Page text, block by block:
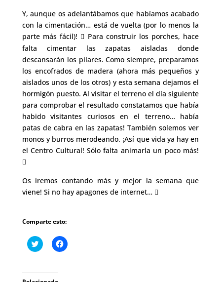
Y, aunque os adelantábamos que habíamos acabado
con la cimentación… está de vuelta (por lo menos la
parte más fácil)!  Para construir los porches, hace
falta cimentar las zapatas aisladas donde
descansarán los pilares. Como siempre, preparamos
los encofrados de madera (ahora más pequeños y
aislados unos de los otros) y esta semana dejamos el
hormigón puesto. Al visitar el terreno el día siguiente
para comprobar el resultado constatamos que había
habido visitantes curiosos en el terreno… había
patas de cabra en las zapatas! También solemos ver
monos y burros merodeando. ¡Así que vida ya hay en
el Centro Cultural! Sólo falta animarla un poco más!

Os iremos contando más y mejor la semana que
viene! Si no hay apagones de internet… 
Comparte esto:
H
a
i
H
a